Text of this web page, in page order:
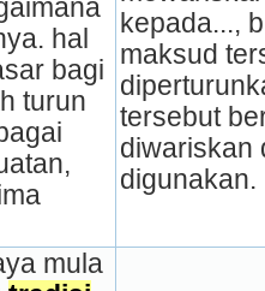
hal
bagi
turun
kepada...,
maksud
tersebut
diwariskan
digunakan.
mula